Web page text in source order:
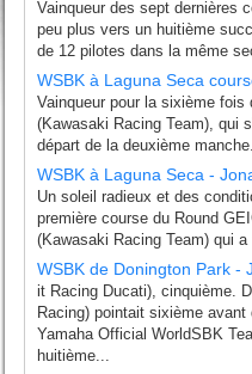
Vainqueur des sept dernières
peu plus vers un huitième
de 12 pilotes dans la même
WSBK à Laguna Seca
Vainqueur pour la sixième
(Kawasaki Racing Team), qui
départ de la deuxième
WSBK à Laguna Seca -
Un soleil radieux et des
première course du Round
(Kawasaki Racing Team) qui
WSBK de Donington Park -
it Racing Ducati), cinquième.
Racing) pointait sixième
Yamaha Official WorldSBK
huitième...